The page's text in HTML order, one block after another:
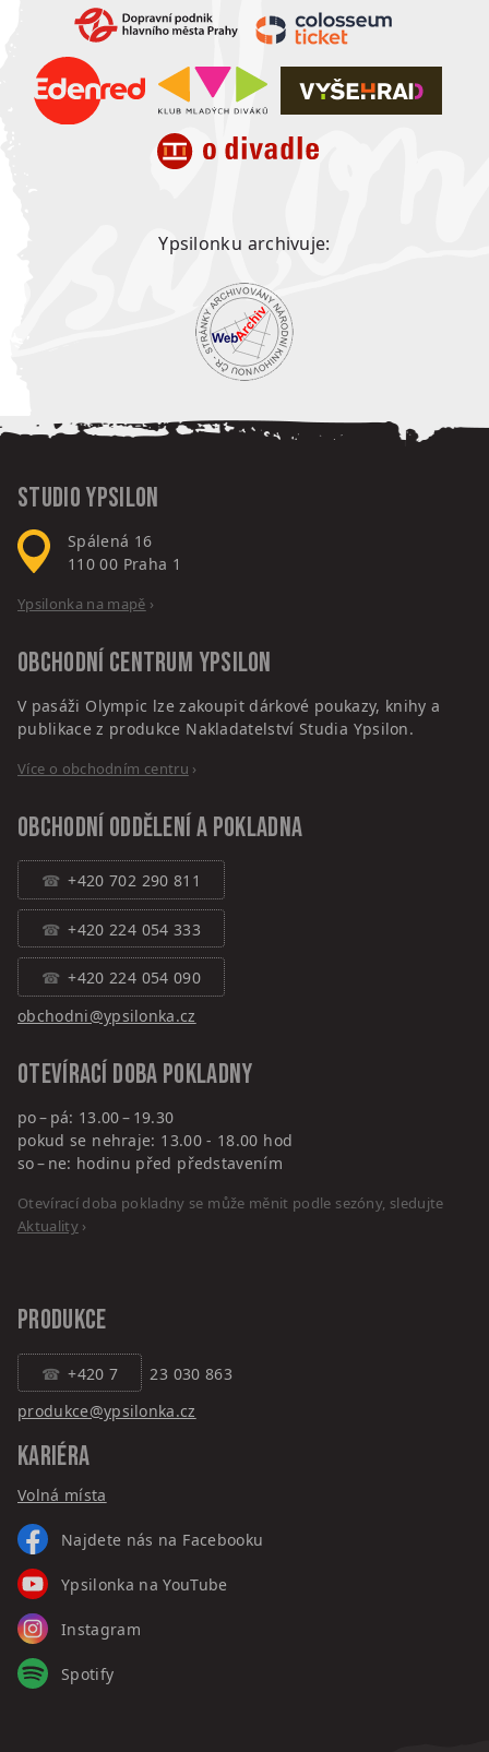
Ypsilonku archivuje:
Studio Ypsilon
Spálená 16
110 00 Praha 1
Ypsilonka na mapě ›
Obchodní centrum Ypsilon
V pasáži Olympic lze zakoupit dárkové poukazy, knihy a
publikace z produkce Nakladatelství Studia Ypsilon.
Více o obchodním centru ›
Obchodní oddělení a pokladna
+420 702 290 811
+420 224 054 333
+420 224 054 090
obchodni@ypsilonka.cz
Otevírací doba pokladny
po – pá: 13.00 – 19.30
pokud se nehraje: 13.00 - 18.00 hod
so – ne: hodinu před představením
Otevírací doba pokladny se může měnit podle sezóny, sledujte
Aktuality›
PRODUKCE
+420 7
23 030 863
produkce@ypsilonka.cz
KARIÉRA
Volná místa
Najdete nás na Facebooku
Ypsilonka na YouTube
Instagram
Spotify